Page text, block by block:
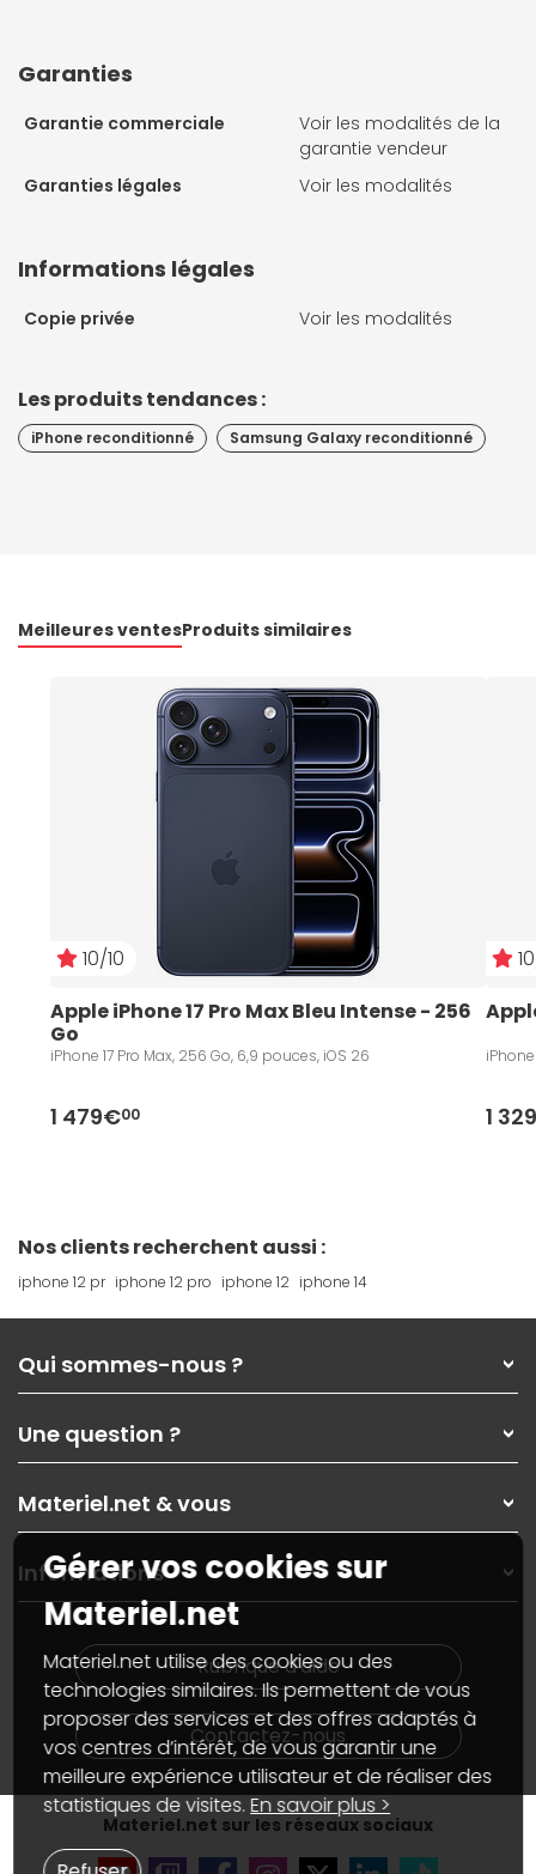
Garanties
Garantie commerciale
Voir les modalités de la
garantie vendeur
Garanties légales
Voir les modalités
Informations légales
Copie privée Voir les modalités
Les produits tendances :
iPhone reconditionné Samsung Galaxy reconditionné
Meilleures ventesProduits similaires
10/10
Apple iPhone 17 Pro Max Bleu Intense - 256
Go
iPhone 17 Pro Max, 256 Go, 6,9 pouces, iOS 26
1 479€00 1
Nos clients recherchent aussi :
iphone 12 pr iphone 12 pro iphone 12 iphone 14
Qui sommes-nous ?
Nos services
Les magasins Materiel.net
Nos solutions pour les pros
Contactez-nous
Une question ?
Paiement, livraison
Garanties,Pack Zen
SAV, demander un retour
Informations
Guides d'achats et tutoriels
Materiel.net & vous
On répare votre PC portable
On rachète votre carte graphique
PC sur mesure : Votre RDV personnalisé
Notre démarche écologique
Materiel.net recrute
Notre programme d'affiliation
Partenariat & Sponsoring
Informations
Plan du site
Nos marques
Conditions générales de vente
Marketplace
Informations légales
Données personnellesetcookies
Gérer vos cookies
Accessibilité : non conforme
Rubrique d'aide
Contactez-nous
Materiel.net sur les réseaux sociaux
Gérer vos cookies sur
Materiel.net
Materiel.net utilise des cookies ou des
technologies similaires. Ils permettent de vous
proposer des services et des offres adaptés à
vos centres d’intérêt, de vous garantir une
meilleure expérience utilisateur et de réaliser des
statistiques de visites.En savoir plus >